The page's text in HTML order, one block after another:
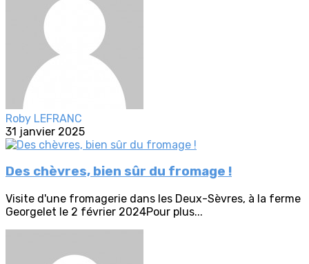
Roby LEFRANC
31 janvier 2025
Des chèvres, bien sûr du fromage !
Visite d'une fromagerie dans les Deux-Sèvres, à la ferme
Georgelet le 2 février 2024Pour plus...